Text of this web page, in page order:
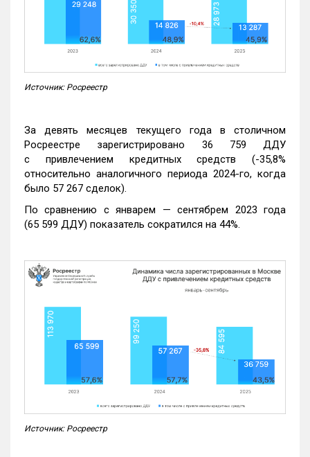
Источник: Росреестр
За девять месяцев текущего года в столичном
Росреестре зарегистрировано 36 759 ДДУ
с привлечением кредитных средств (-35,8%
относительно аналогичного периода 2024-го, когда
было 57 267 сделок).
По сравнению с январем — сентябрем 2023 года
(65 599 ДДУ) показатель сократился на 44%.
Источник: Росреестр